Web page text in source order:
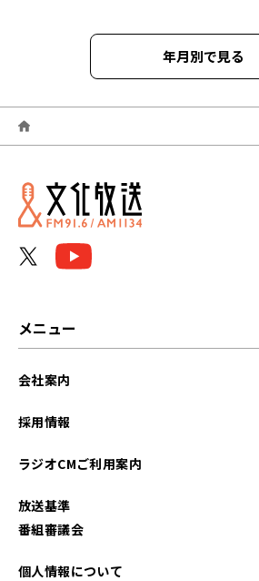
年月別で見る
2026年06月
2026年05月
2026年04月
2025年07月
メニュー
会社案内
採用情報
ラジオCMご利用案内
放送基準
番組審議会
個人情報について